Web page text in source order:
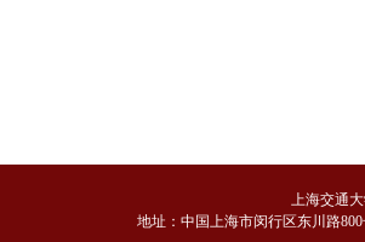
上海交通
地址：中国上海市闵行区东川路